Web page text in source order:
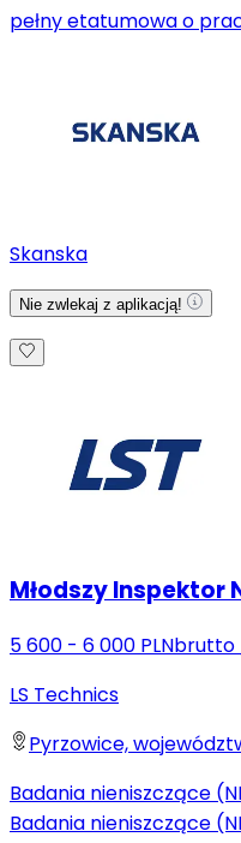
pełny etatumowa o
Skanska
Nie zwlekaj z aplikacją!
Młodszy Inspektor
5 600 - 6 000 PLNbrutto
LS Technics
Pyrzowice,
Badania nieniszczące
Badania nieniszczące